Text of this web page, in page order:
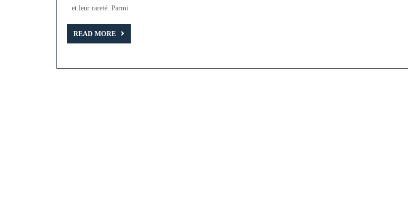
de
et leur rareté. Parmi
READ MORE
READ
MORE